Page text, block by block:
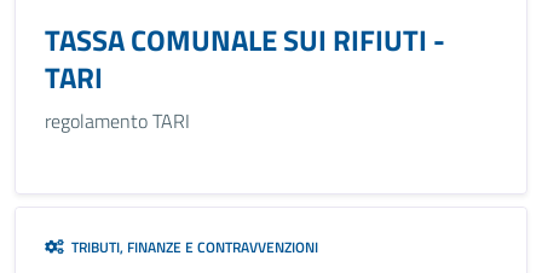
TASSA COMUNALE SUI RIFIUTI -
TARI
regolamento TARI
TRIBUTI, FINANZE E CONTRAVVENZIONI